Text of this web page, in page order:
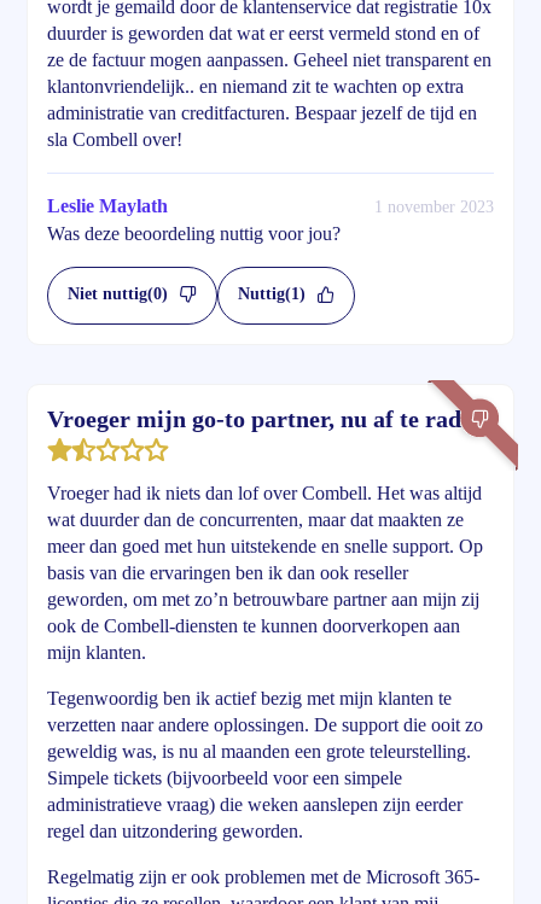
wordt je gemaild door de klantenservice dat registratie 10x
duurder is geworden dat wat er eerst vermeld stond en of
ze de factuur mogen aanpassen. Geheel niet transparent en
klantonvriendelijk.. en niemand zit te wachten op extra
administratie van creditfacturen. Bespaar jezelf de tijd en
sla Combell over!
Leslie Maylath 1 november 2023
Was deze beoordeling nuttig voor jou?
Niet nuttig(0) Nuttig(1)
Vroeger mijn go-to partner, nu af te raden
Vroeger had ik niets dan lof over Combell. Het was altijd
wat duurder dan de concurrenten, maar dat maakten ze
meer dan goed met hun uitstekende en snelle support. Op
basis van die ervaringen ben ik dan ook reseller
geworden, om met zo’n betrouwbare partner aan mijn zij
ook de Combell-diensten te kunnen doorverkopen aan
mijn klanten.
Tegenwoordig ben ik actief bezig met mijn klanten te
verzetten naar andere oplossingen. De support die ooit zo
geweldig was, is nu al maanden een grote teleurstelling.
Simpele tickets (bijvoorbeeld voor een simpele
administratieve vraag) die weken aanslepen zijn eerder
regel dan uitzondering geworden.
Regelmatig zijn er ook problemen met de Microsoft 365-